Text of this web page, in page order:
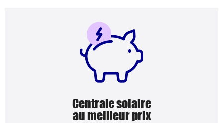
Centrale solaire
au meilleur prix